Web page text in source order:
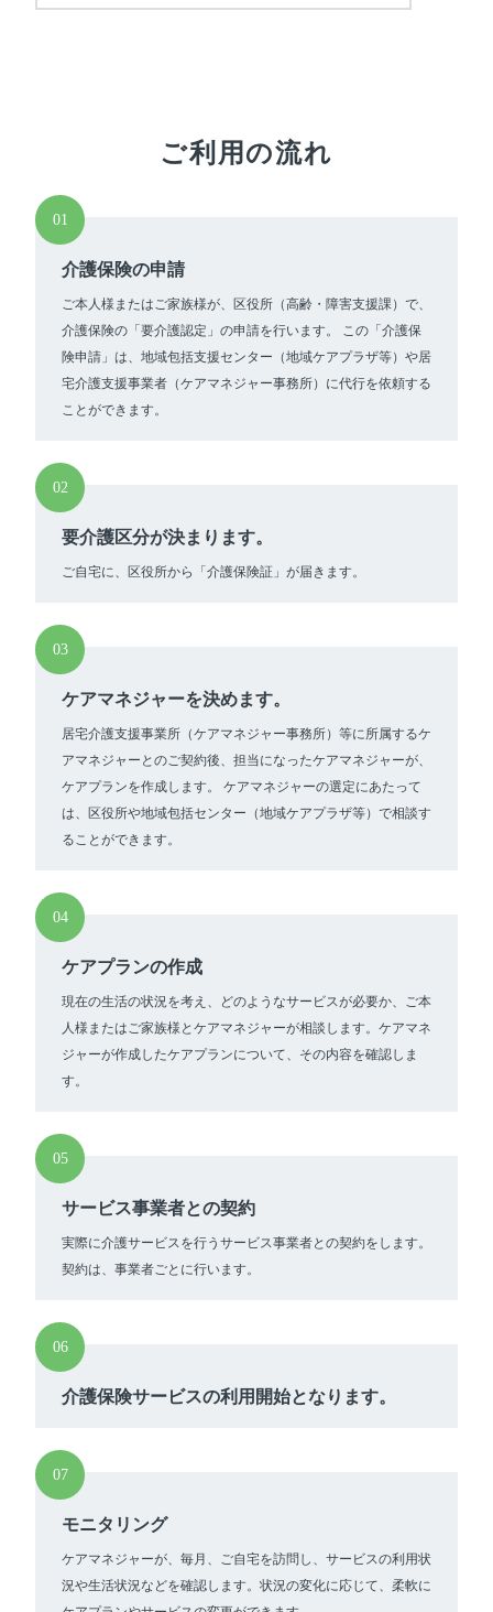
ご利用の流れ
01
介護保険の申請
ご本人様またはご家族様が、区役所（高齢・障害支援課）で、
介護保険の「要介護認定」の申請を行います。 この「介護保
険申請」は、地域包括支援センター（地域ケアプラザ等）や居
宅介護支援事業者（ケアマネジャー事務所）に代行を依頼する
ことができます。
02
要介護区分が決まります。
ご自宅に、区役所から「介護保険証」が届きます。
03
ケアマネジャーを決めます。
居宅介護支援事業所（ケアマネジャー事務所）等に所属するケ
アマネジャーとのご契約後、担当になったケアマネジャーが、
ケアプランを作成します。 ケアマネジャーの選定にあたって
は、区役所や地域包括センター（地域ケアプラザ等）で相談す
ることができます。
04
ケアプランの作成
現在の生活の状況を考え、どのようなサービスが必要か、ご本
人様またはご家族様とケアマネジャーが相談します。ケアマネ
ジャーが作成したケアプランについて、その内容を確認しま
す。
05
サービス事業者との契約
実際に介護サービスを行うサービス事業者との契約をします。
契約は、事業者ごとに行います。
06
介護保険サービスの利用開始となります。
07
モニタリング
ケアマネジャーが、毎月、ご自宅を訪問し、サービスの利用状
況や生活状況などを確認します。状況の変化に応じて、柔軟に